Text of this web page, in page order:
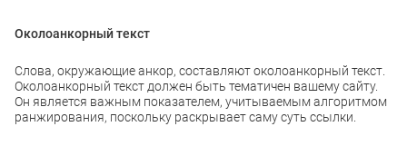
Околоанкорный текст
Слова, окружающие анкор, составляют околоанкорный текст.
Околоанкорный текст должен быть тематичен вашему сайту.
Он является важным показателем, учитываемым алгоритмом
ранжирования, поскольку раскрывает саму суть ссылки.